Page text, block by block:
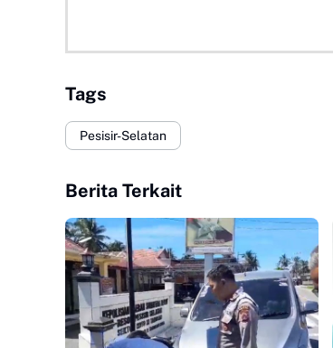
Tags
Pesisir-Selatan
Berita Terkait